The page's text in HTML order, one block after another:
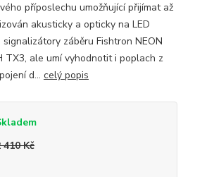
příposlechu umožňující přijímat až
akusticky a opticky na LED
záběru Fishtron NEON
TX3, ale umí vyhodnotit i poplach z
d... celý popis
410 Kč